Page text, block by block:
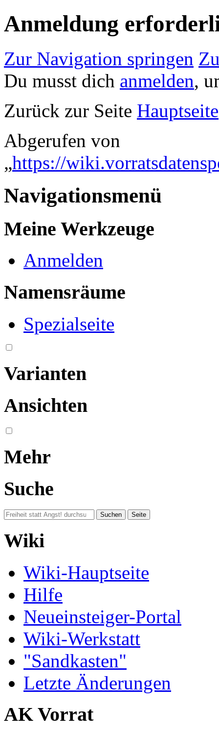
Anmeldung
Zur Navigation springen
Du musst dich anmelden,
Zurück zur Seite Hauptseite
Abgerufen von
„https://
Navigationsmenü
Meine Werkzeuge
Anmelden
Namensräume
Spezialseite
Varianten
Ansichten
Mehr
Suche
Wiki
Wiki-Hauptseite
Hilfe
Neueinsteiger-Portal
Wiki-Werkstatt
"Sandkasten"
Letzte Änderungen
AK Vorrat